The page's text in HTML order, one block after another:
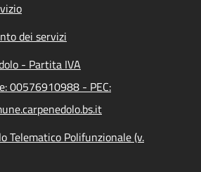
dei servizi
- Partita IVA
00576910988 - PEC:
Telematico Polifunzionale (v.